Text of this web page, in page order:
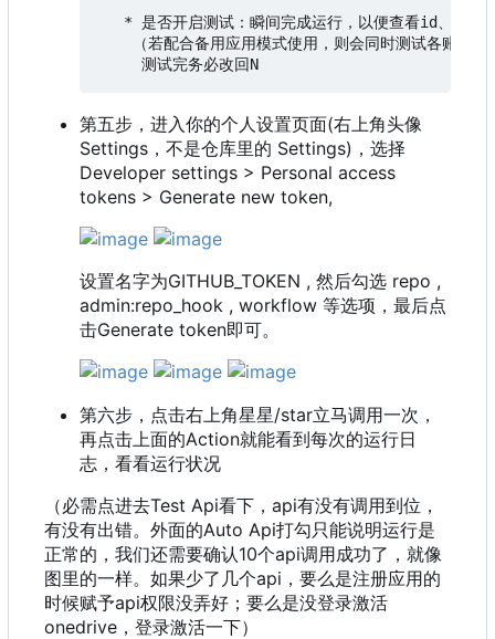
* 是否开启测试：瞬间完成运行，以便查看id、机密
（若配合备用应用模式使用，则会同时测试各账号
第五步，进入你的个人设置页面(右上角头像
Settings，不是仓库里的 Settings)，选择
Developer settings > Personal access
tokens > Generate new token,
设置名字为GITHUB_TOKEN , 然后勾选 repo ,
admin:repo_hook , workflow 等选项，最后点
击Generate token即可。
第六步，点击右上角星星/star立马调用一次，
再点击上面的Action就能看到每次的运行日
志，看看运行状况
（必需点进去Test Api看下，api有没有调用到位，
有没有出错。外面的Auto Api打勾只能说明运行是
正常的，我们还需要确认10个api调用成功了，就像
图里的一样。如果少了几个api，要么是注册应用的
时候赋予api权限没弄好；要么是没登录激活
onedrive，登录激活一下）